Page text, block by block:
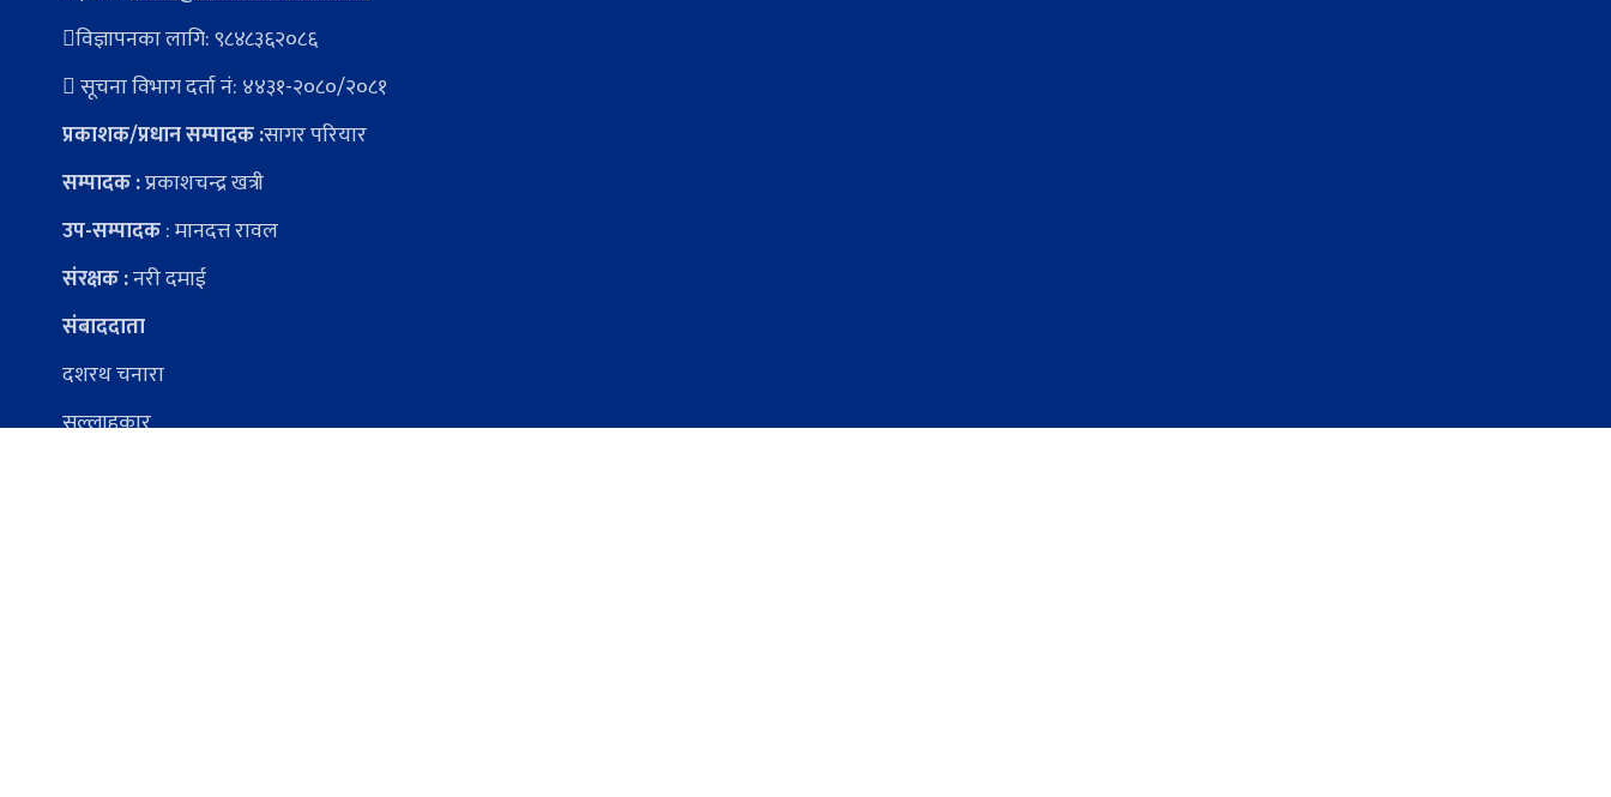
विज्ञापनका लागि: ९८४८३६२०८६
सूचना विभाग दर्ता नं: ४४३१-२०८०/२०८१
प्रकाशक/प्रधान सम्पादक :सागर परियार
सम्पादक :प्रकाशचन्द्र खत्री
उप-सम्पादक: मानदत्त रावल
संरक्षक :नरी दमाई
संबाददाता
दशरथ चनारा
सल्लाहकार